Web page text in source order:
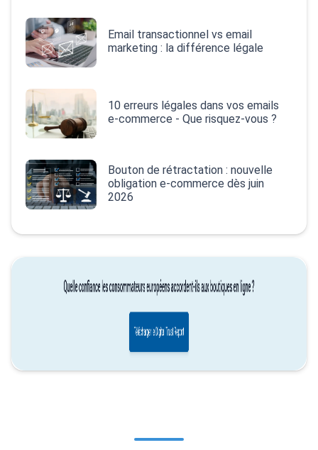
Email transactionnel vs email
marketing : la différence légale
10 erreurs légales dans vos emails
e‑commerce - Que risquez-vous ?
Bouton de rétractation : nouvelle
obligation e-commerce dès juin
2026